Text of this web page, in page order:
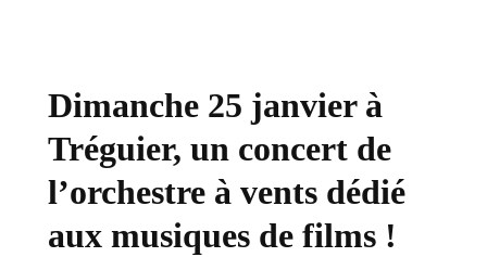
Dimanche 25 janvier à
Tréguier, un concert de
l’orchestre à vents dédié
aux musiques de films !